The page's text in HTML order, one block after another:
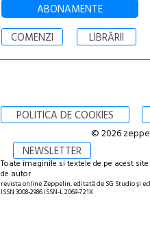
ABONAMENTE
COMENZI
LIBRĂRII
POLITICA DE COOKIES
NEWSLETTER
© 2026
Toate imaginile si textele de pe acest
de autor
revista online Zeppelin, editată de SG Studio și
ISSN 3008-2986 ISSN-L 2069-721X